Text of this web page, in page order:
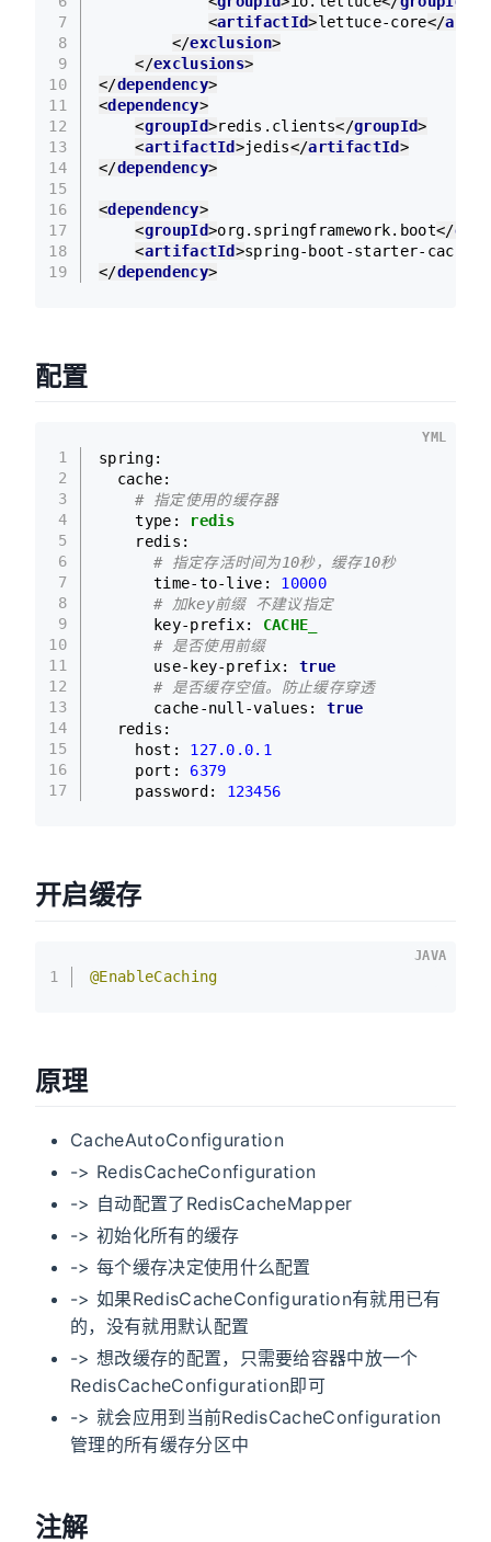
7
8
9
10
11
12
13
14
15
16
17
18
19
<artifactId>lettuce-core</
</exclusion>
</exclusions>
</dependency>
<dependency>
<groupId>redis.clients</groupId>
<artifactId>jedis</artifactId>
</dependency>
<dependency>
<groupId>org.springframework.boot</
<artifactId>spring-boot-starter-cache
</dependency>
配置
1
2
3
4
5
6
7
8
9
10
11
12
13
14
15
16
17
spring:
cache:
# 指定使用的缓存器
type:
redis
redis:
# 指定存活时间为10秒，缓存10秒
time-to-live:
10000
# 加key前缀 不建议指定
key-prefix:
CACHE_
# 是否使用前缀
use-key-prefix:
true
# 是否缓存空值。防止缓存穿透
cache-null-values:
true
redis:
host:
127.0 .0.1
port:
6379
password:
123456
YML
开启缓存
1 @EnableCaching
JAVA
原理
CacheAutoConfiguration
-> RedisCacheConfiguration
-> 自动配置了RedisCacheMapper
-> 初始化所有的缓存
-> 每个缓存决定使用什么配置
-> 如果RedisCacheConfiguration有就用已有
的，没有就用默认配置
-> 想改缓存的配置，只需要给容器中放一个
RedisCacheConfiguration即可
-> 就会应用到当前RedisCacheConfiguration
管理的所有缓存分区中
注解